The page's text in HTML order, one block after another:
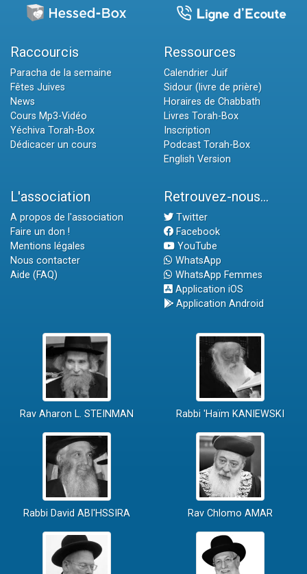
Raccourcis
Paracha de la semaine
Fêtes Juives
News
Cours Mp3-Vidéo
Yéchiva Torah-Box
Dédicacer un cours
Ressources
Calendrier Juif
Sidour (livre de prière)
Horaires de Chabbath
Livres Torah-Box
Inscription
Podcast Torah-Box
English Version
L'association
A propos de l'association
Faire un don !
Mentions légales
Nous contacter
Aide (FAQ)
Retrouvez-nous...
Twitter
Facebook
YouTube
WhatsApp
WhatsApp Femmes
Application iOS
Application Android
Rav Aharon L. STEINMAN Rabbi 'Haïm KANIEWSKI
Rabbi David ABI'HSSIRA Rav Chlomo AMAR